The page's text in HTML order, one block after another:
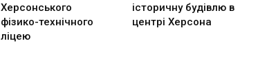
Херсонського
фізико-технічного
ліцею
історичну будівлю в
центрі Херсона